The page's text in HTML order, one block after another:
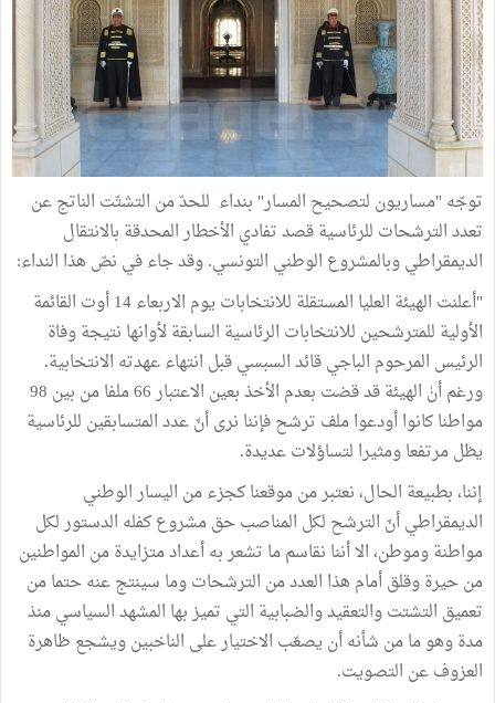
توجّه "مساريون لتصحيح المسار" بنداء للحدّ من التشتّت الناتج عن
تعدد الترشحات للرئاسية قصد تفادي الأخطار المحدقة بالانتقال
الديمقراطي وبالمشروع الوطني التونسي. وقد جاء في نصّ هذا النداء:
"أعلنت الهيئة العليا المستقلة للانتخابات يوم الاربعاء 14 أوت القائمة
الأولية للمترشحين للانتخابات الرئاسية السابقة لأوانها نتيجة وفاة
الرئيس المرحوم الباجي قائد السبسي قبل انتهاء عهدته الانتخابية.
ورغم أنٰ الهيئة قد قضت بعدم الأخذ بعين الاعتبار 66 ملفا من بين 98
مواطنا كانوا أودعوا ملف ترشح فإننا نرى أنّ عدد المتسابقين للرئاسية
يظل مرتفعا ومثيرا لتساؤلات عديدة.
إننا، بطبيعة الحال، نعتبر من موقعنا كجزء من اليسار الوطني
الديمقراطي أنّ الترشح لكل المناصب حق مشروع كفله الدستور لكل
مواطنة وموطن، الا أننا نقاسم ما تشعر به أعداد متزايدة من المواطنين
من حيرة وقلق أمام هذا العدد من الترشحات وما سينتج عنه حتما من
تعميق التشتت والتعقيد والضبابية التي تميز بها المشهد السياسي منذ
مدة وهو ما من شأنه أن يصعّب الاختيار على الناخبين ويشجع ظاهرة
العزوف عن التصويت.